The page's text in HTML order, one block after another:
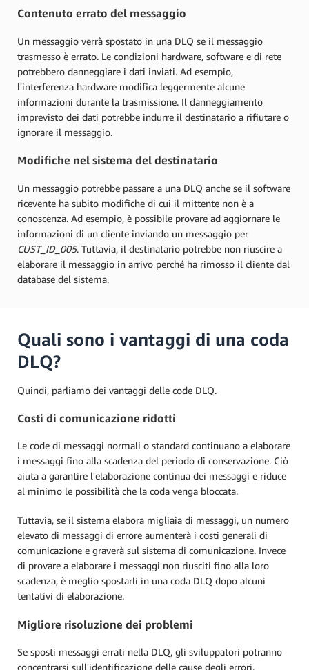
Contenuto errato del messaggio
Un messaggio verrà spostato in una DLQ se il messaggio
trasmesso è errato. Le condizioni hardware, software e di rete
potrebbero danneggiare i dati inviati. Ad esempio,
l'interferenza hardware modifica leggermente alcune
informazioni durante la trasmissione. Il danneggiamento
imprevisto dei dati potrebbe indurre il destinatario a rifiutare o
ignorare il messaggio.
Modifiche nel sistema del destinatario
Un messaggio potrebbe passare a una DLQ anche se il software
ricevente ha subito modifiche di cui il mittente non è a
conoscenza. Ad esempio, è possibile provare ad aggiornare le
informazioni di un cliente inviando un messaggio per
CUST_ID_005. Tuttavia, il destinatario potrebbe non riuscire a
elaborare il messaggio in arrivo perché ha rimosso il cliente dal
database del sistema.
Quali sono i vantaggi di una coda
DLQ?
Quindi, parliamo dei vantaggi delle code DLQ.
Costi di comunicazione ridotti
Le code di messaggi normali o standard continuano a elaborare
i messaggi fino alla scadenza del periodo di conservazione. Ciò
aiuta a garantire l'elaborazione continua dei messaggi e riduce
al minimo le possibilità che la coda venga bloccata.
Tuttavia, se il sistema elabora migliaia di messaggi, un numero
elevato di messaggi di errore aumenterà i costi generali di
comunicazione e graverà sul sistema di comunicazione. Invece
di provare a elaborare i messaggi non riusciti fino alla loro
scadenza, è meglio spostarli in una coda DLQ dopo alcuni
tentativi di elaborazione.
Migliore risoluzione dei problemi
Se sposti messaggi errati nella DLQ, gli sviluppatori potranno
concentrarsi sull'identificazione delle cause degli errori.